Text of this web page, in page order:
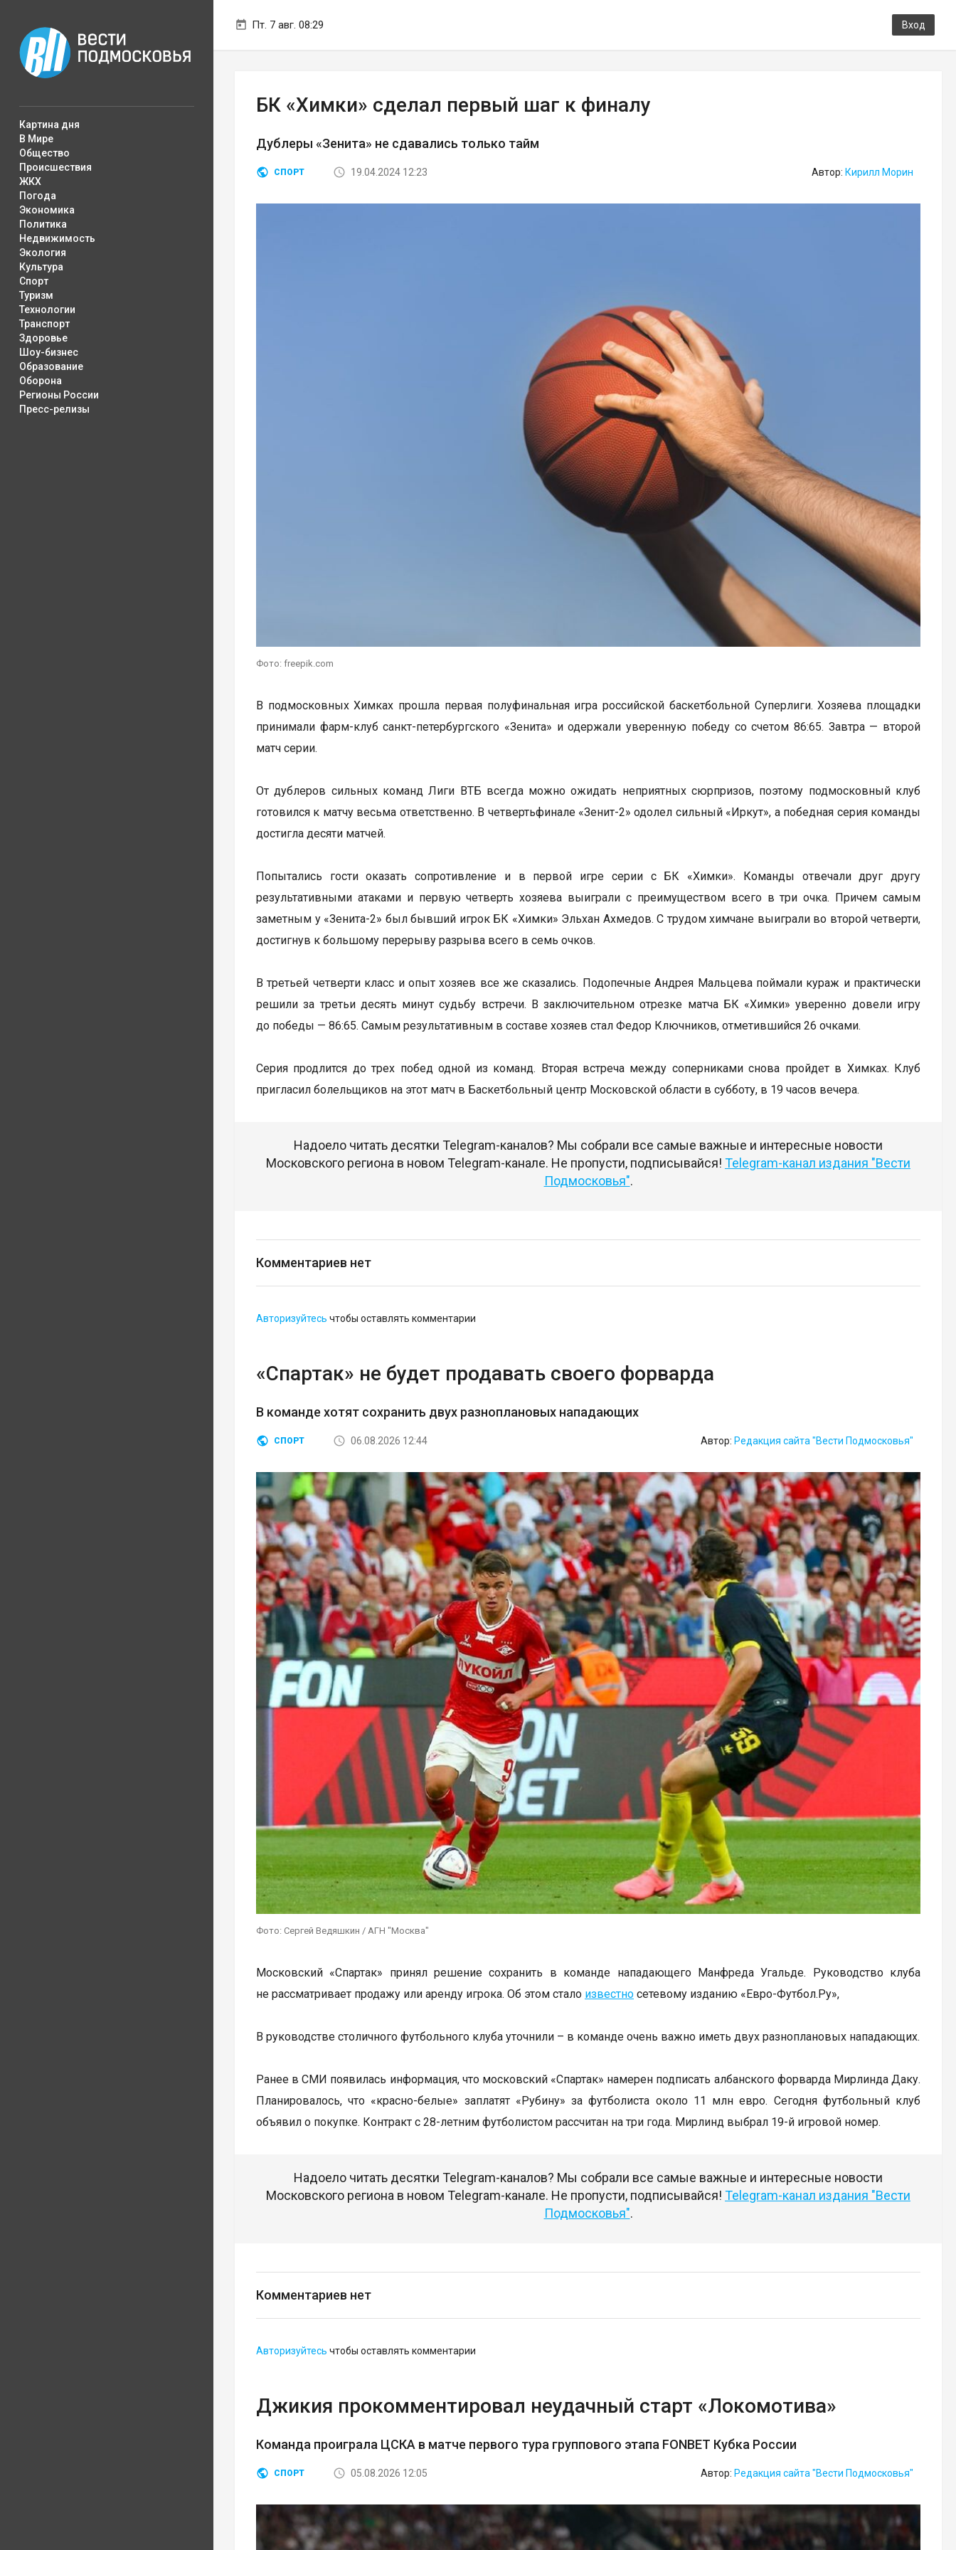
Пт. 7 авг. 08:29 Вход
Картина дня
В Мире
Общество
Происшествия
ЖКХ
Погода
Экономика
Политика
Недвижимость
Экология
Культура
Спорт
Туризм
Технологии
Транспорт
Здоровье
Шоу-бизнес
Образование
Оборона
Регионы России
Пресс-релизы
БК «Химки» сделал первый шаг к финалу
Дублеры «Зенита» не сдавались только тайм
СПОРТ 19.04.2024 12:23 Автор: Кирилл Морин
Фото: freepik.com
В подмосковных Химках прошла первая полуфинальная игра российской баскетбольной Суперлиги. Хозяева площадки
принимали фарм-клуб санкт-петербургского «Зенита» и одержали уверенную победу со счетом 86:65. Завтра — второй
матч серии.
От дублеров сильных команд Лиги ВТБ всегда можно ожидать неприятных сюрпризов, поэтому подмосковный клуб
готовился к матчу весьма ответственно. В четвертьфинале «Зенит-2» одолел сильный «Иркут», а победная серия команды
достигла десяти матчей.
Попытались гости оказать сопротивление и в первой игре серии с БК «Химки». Команды отвечали друг другу
результативными атаками и первую четверть хозяева выиграли с преимуществом всего в три очка. Причем самым
заметным у «Зенита-2» был бывший игрок БК «Химки» Эльхан Ахмедов. С трудом химчане выиграли во второй четверти,
достигнув к большому перерыву разрыва всего в семь очков.
В третьей четверти класс и опыт хозяев все же сказались. Подопечные Андрея Мальцева поймали кураж и практически
решили за третьи десять минут судьбу встречи. В заключительном отрезке матча БК «Химки» уверенно довели игру
до победы — 86:65. Самым результативным в составе хозяев стал Федор Ключников, отметившийся 26 очками.
Серия продлится до трех побед одной из команд. Вторая встреча между соперниками снова пройдет в Химках. Клуб
пригласил болельщиков на этот матч в Баскетбольный центр Московской области в субботу, в 19 часов вечера.
Надоело читать десятки Telegram-каналов? Мы собрали все самые важные и интересные новости
Московского региона в новом Telegram-канале. Не пропусти, подписывайся! Telegram-канал издания "Вести
Подмосковья".
Комментариев нет
Авторизуйтесь чтобы оставлять комментарии
«Спартак» не будет продавать своего форварда
В команде хотят сохранить двух разноплановых нападающих
СПОРТ 06.08.2026 12:44 Автор: Редакция сайта "Вести Подмосковья"
Фото: Сергей Ведяшкин / АГН "Москва"
Московский «Спартак» принял решение сохранить в команде нападающего Манфреда Угальде. Руководство клуба
не рассматривает продажу или аренду игрока. Об этом стало известно сетевому изданию «Евро-Футбол.Ру»,
В руководстве столичного футбольного клуба уточнили – в команде очень важно иметь двух разноплановых нападающих.
Ранее в СМИ появилась информация, что московский «Спартак» намерен подписать албанского форварда Мирлинда Даку.
Планировалось, что «красно-белые» заплатят «Рубину» за футболиста около 11 млн евро. Сегодня футбольный клуб
объявил о покупке. Контракт с 28-летним футболистом рассчитан на три года. Мирлинд выбрал 19-й игровой номер.
Надоело читать десятки Telegram-каналов? Мы собрали все самые важные и интересные новости
Московского региона в новом Telegram-канале. Не пропусти, подписывайся! Telegram-канал издания "Вести
Подмосковья".
Комментариев нет
Авторизуйтесь чтобы оставлять комментарии
Джикия прокомментировал неудачный старт «Локомотива»
Команда проиграла ЦСКА в матче первого тура группового этапа FONBET Кубка России
СПОРТ 05.08.2026 12:05 Автор: Редакция сайта "Вести Подмосковья"